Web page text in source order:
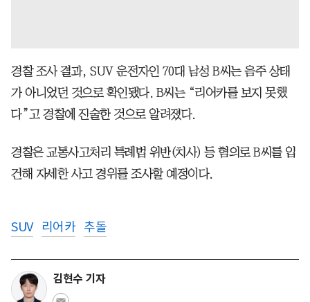
경찰 조사 결과, SUV 운전자인 70대 남성 B씨는 음주 상태
가 아니었던 것으로 확인됐다. B씨는 “리어카를 보지 못했
다”고 경찰에 진술한 것으로 알려졌다.
경찰은 교통사고처리 특례법 위반(치사) 등 혐의로 B씨를 입
건해 자세한 사고 경위를 조사할 예정이다.
SUV 리어카 추돌
김현수 기자